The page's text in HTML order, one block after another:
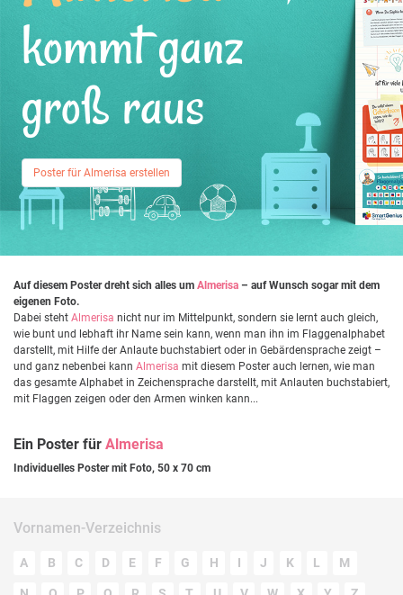
kommt ganz
groß raus
Poster für Almerisa erstellen
Auf diesem Poster dreht sich alles um Almerisa – auf Wunsch sogar mit dem
eigenen Foto.
Dabei steht Almerisa nicht nur im Mittelpunkt, sondern sie lernt auch gleich,
wie bunt und lebhaft ihr Name sein kann, wenn man ihn im Flaggenalphabet
darstellt, mit Hilfe der Anlaute buchstabiert oder in Gebärdensprache zeigt –
und ganz nebenbei kann Almerisa mit diesem Poster auch lernen, wie man
das gesamte Alphabet in Zeichensprache darstellt, mit Anlauten buchstabiert,
mit Flaggen zeigen oder den Armen winken kann...
Ein Poster für Almerisa
Individuelles Poster mit Foto, 50 x 70 cm
Vornamen-Verzeichnis
A B C D E F G H I J K L M